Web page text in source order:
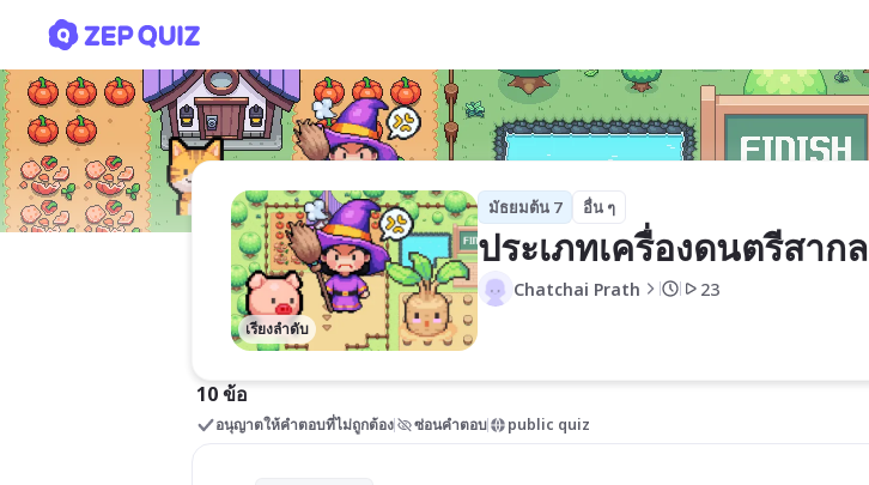
เรียงลำดับ
มัธยมต้น 7 อื่น ๆ
ประเภทเครื่องดนตรีสากล
Chatchai Prath 23
10 ข้อ
อนุญาตให้คำตอบที่ไม่ถูกต้อง ซ่อนคำตอบ public quiz